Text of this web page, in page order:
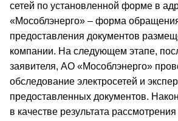
сетей по установленной форме в
«Мособлэнерго» – форма
предоставления документов
компании. На следующем этапе,
заявителя, АО «Мособлэнерго»
обследование электросетей и
предоставленных документов.
в качестве результата